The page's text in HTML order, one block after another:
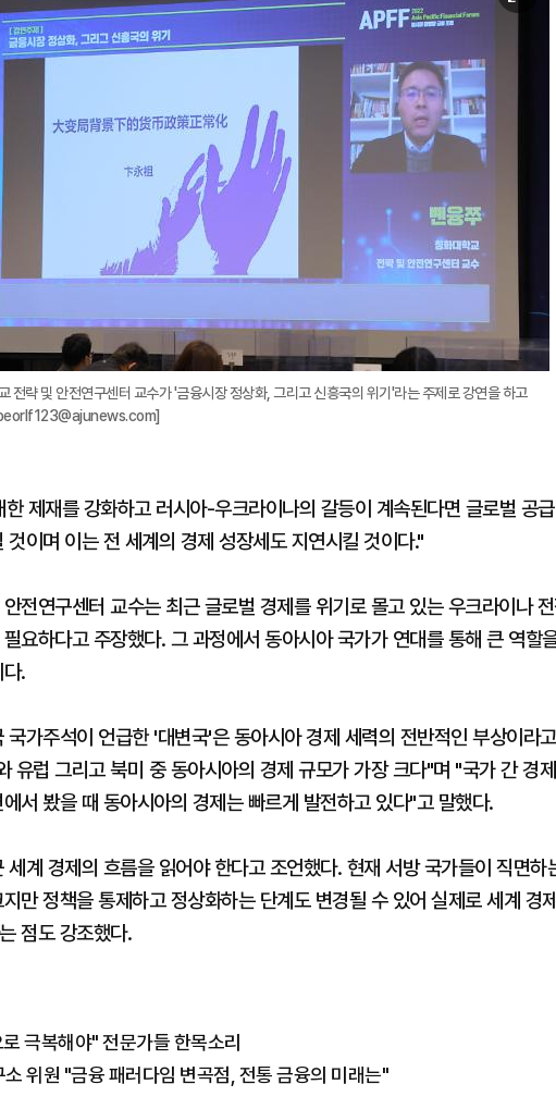
미
전략 및 안전연구센터 교수가 '금융시장 정상화, 그리고 신흥국의 위기'라는 주제로 강연을 하고
제재를 강화하고 러시아-우크라이나의 갈등이 계속된다면 글로벌 공
이며 이는 전 세계의 경제 성장세도 지연시킬 것이다."
전연구센터 교수는 최근 글로벌 경제를 위기로 몰고 있는 우크라이나
요하다고 주장했다. 그 과정에서 동아시아 국가가 연대를 통해 큰 역할
.
국가주석이 언급한 '대변국'은 동아시아 경제 세력의 전반적인 부상이라
유럽 그리고 북미 중 동아시아의 경제 규모가 가장 크다"며 "국가 간 경
서 봤을 때 동아시아의 경제는 빠르게 발전하고 있다"고 말했다.
계 경제의 흐름을 읽어야 한다고 조언했다. 현재 서방 국가들이 직면하
만 정책을 통제하고 정상화하는 단계도 변경될 수 있어 실제로 세계 경
점도 강조했다.
극복해야" 전문가들 한목소리
위원 "금융 패러다임 변곡점, 전통 금융의 미래는"